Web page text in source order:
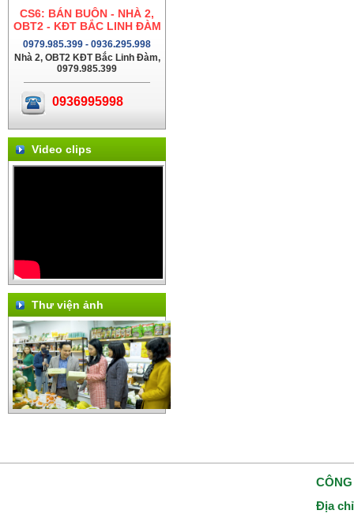
CS6: BÁN BUÔN - NHÀ 2,
OBT2 - KĐT BẮC LINH ĐÀM
0979.985.399 - 0936.295.998
Nhà 2, OBT2 KĐT Bắc Linh Đàm,
0979.985.399
0936995998
Video clips
Thư viện ảnh
Địa